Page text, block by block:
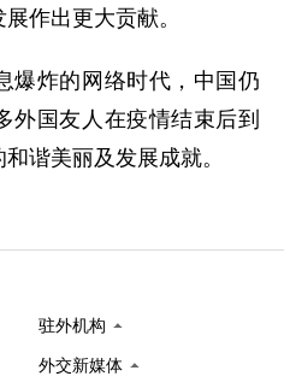
作出更大贡献。
炸的网络时代，中国仍
外国友人在疫情结束后到
谐美丽及发展成就。
驻外机构
外交新媒体